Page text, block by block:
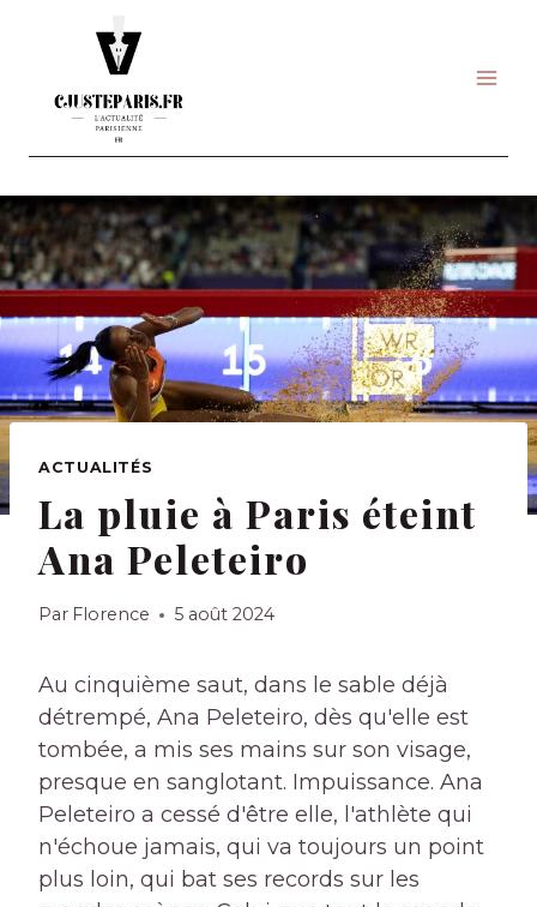
ACTUALITÉS
La pluie à Paris éteint
Ana Peleteiro
Par Florence 5 août 2024
Au cinquième saut, dans le sable déjà
détrempé, Ana Peleteiro, dès qu'elle est
tombée, a mis ses mains sur son visage,
presque en sanglotant. Impuissance. Ana
Peleteiro a cessé d'être elle, l'athlète qui
n'échoue jamais, qui va toujours un point
plus loin, qui bat ses records sur les